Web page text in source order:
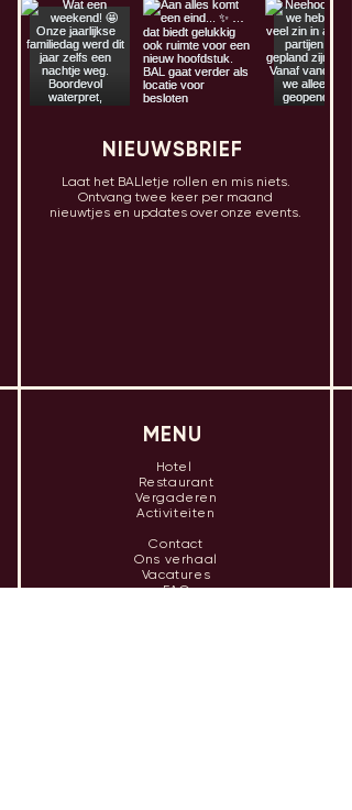
NIEUWSBRIEF
Laat het BALletje rollen en mis niets.
Ontvang twee keer per maand
nieuwtjes en updates over onze events.
MENU
Hotel
Restaurant
Vergaderen
Activiteiten
Contact
Ons verhaal
Vacatures
FAQ